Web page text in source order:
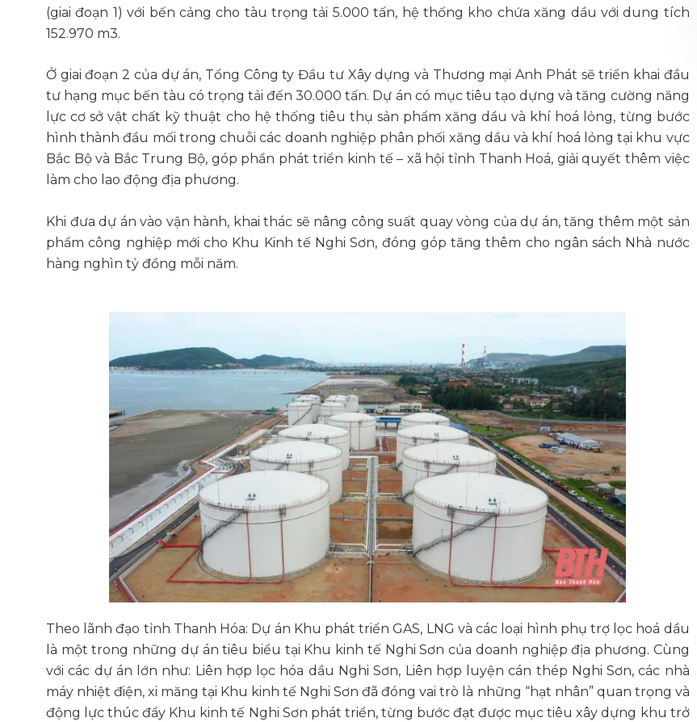
(giai đoạn 1) với bến cảng cho tàu trọng tải 5.000 tấn, hệ thống kho chứa xăng dầu với dung tích
152.970 m3.
Ở giai đoạn 2 của dự án, Tổng Công ty Đầu tư Xây dựng và Thương mại Anh Phát sẽ triển khai đầu
tư hạng mục bến tàu có trọng tải đến 30.000 tấn. Dự án có mục tiêu tạo dựng và tăng cường năng
lực cơ sở vật chất kỹ thuật cho hệ thống tiêu thụ sản phẩm xăng dầu và khí hoá lỏng, từng bước
hình thành đầu mối trong chuỗi các doanh nghiệp phân phối xăng dầu và khí hoá lỏng tại khu vực
Bắc Bộ và Bắc Trung Bộ, góp phần phát triển kinh tế – xã hội tỉnh Thanh Hoá, giải quyết thêm việc
làm cho lao động địa phương.
Khi đưa dự án vào vận hành, khai thác sẽ nâng công suất quay vòng của dự án, tăng thêm một sản
phẩm công nghiệp mới cho Khu Kinh tế Nghi Sơn, đóng góp tăng thêm cho ngân sách Nhà nước
hàng nghìn tỷ đồng mỗi năm.
Theo lãnh đạo tỉnh Thanh Hóa: Dự án Khu phát triển GAS, LNG và các loại hình phụ trợ lọc hoá dầu
là một trong những dự án tiêu biểu tại Khu kinh tế Nghi Sơn của doanh nghiệp địa phương. Cùng
với các dự án lớn như: Liên hợp lọc hóa dầu Nghi Sơn, Liên hợp luyện cán thép Nghi Sơn, các nhà
máy nhiệt điện, xi măng tại Khu kinh tế Nghi Sơn đã đóng vai trò là những “hạt nhân” quan trọng và
động lực thúc đẩy Khu kinh tế Nghi Sơn phát triển, từng bước đạt được mục tiêu xây dựng khu trở